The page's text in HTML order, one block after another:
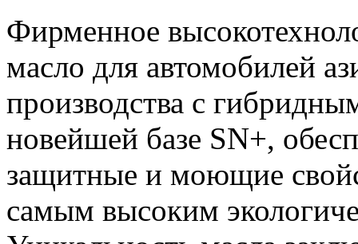
Фирменное
масло для автомобилей
производства с
новейшей базе SN+,
защитные и моющие
самым высоким